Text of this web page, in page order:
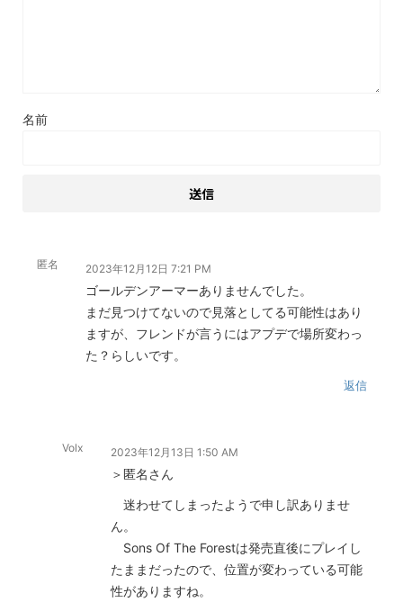
名前
匿名 2023年12月12日 7:21 PM
ゴールデンアーマーありませんでした。
まだ見つけてないので見落としてる可能性はあり
ますが、フレンドが言うにはアプデで場所変わっ
た？らしいです。
返信
Volx 2023年12月13日 1:50 AM
＞匿名さん
迷わせてしまったようで申し訳ありませ
ん。
Sons Of The Forestは発売直後にプレイし
たままだったので、位置が変わっている可能
性がありますね。